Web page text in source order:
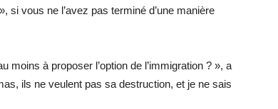
si vous ne l’avez pas terminé d’une manière
à proposer l’option de l’immigration ? », a
ils ne veulent pas sa destruction, et je ne sais